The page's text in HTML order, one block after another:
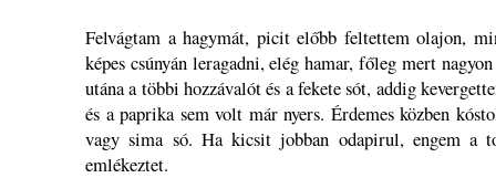
Felvágtam a hagymát, picit előbb feltettem olajon,
képes csúnyán leragadni, elég hamar, főleg mert
utána a többi hozzávalót és a fekete sót, addig
és a paprika sem volt már nyers. Érdemes közben
vagy sima só. Ha kicsit jobban odapirul, engem a
emlékeztet.